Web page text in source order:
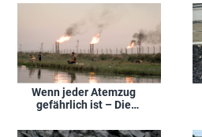
Wenn jeder Atemzug
gefährlich ist – Die
Ölindustrie